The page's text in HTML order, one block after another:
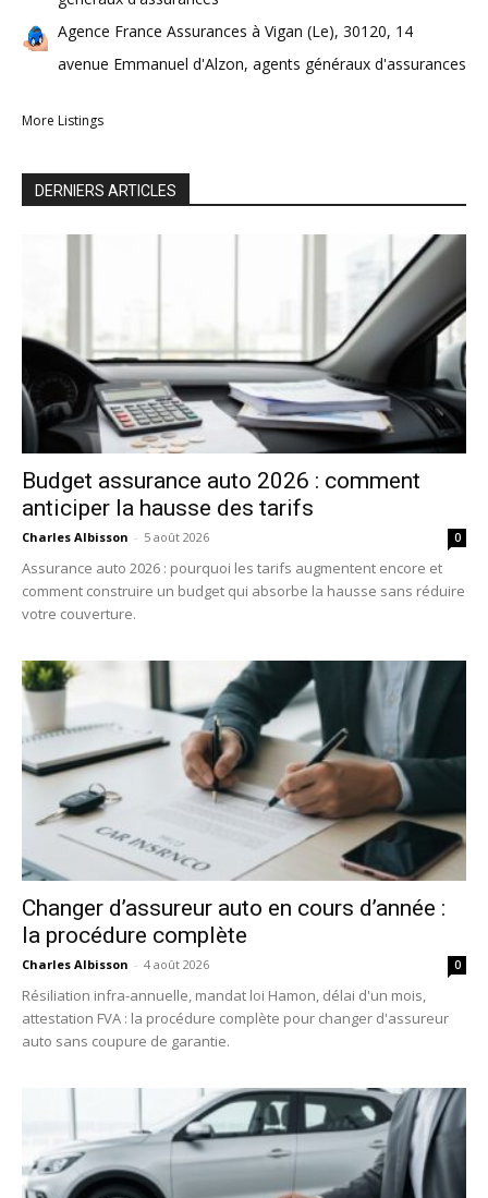
Agence France Assurances à Vigan (Le), 30120, 14
avenue Emmanuel d'Alzon, agents généraux d'assurances
More Listings
DERNIERS ARTICLES
Budget assurance auto 2026 : comment
anticiper la hausse des tarifs
Charles Albisson - 5 août 2026 0
Assurance auto 2026 : pourquoi les tarifs augmentent encore et
comment construire un budget qui absorbe la hausse sans réduire
votre couverture.
Changer d’assureur auto en cours d’année :
la procédure complète
Charles Albisson - 4 août 2026 0
Résiliation infra-annuelle, mandat loi Hamon, délai d'un mois,
attestation FVA : la procédure complète pour changer d'assureur
auto sans coupure de garantie.